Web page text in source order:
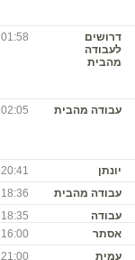
דרושים
לעבודה
מהבית
01:58
עבודה מהבית 02:05
יונתן 20:41
עבודה מהבית 18:36
עבודה
18:35
אסתר 16:00
עמית 21:00